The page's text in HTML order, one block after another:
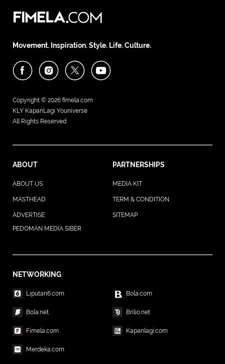
Movement. Inspiration. Style. Life. Culture.
Copyright © 2026 fimela.com
KLY KapanLagi Youniverse
All Rights Reserved
ABOUT PARTNERSHIPS
ABOUT US MEDIA KIT
MASTHEAD TERM & CONDITION
ADVERTISE
SITEMAP
PEDOMAN MEDIA SIBER
NETWORKING
Liputan6.com Bola.com
Bola.net Brilio.net
Fimela.com Kapanlagi.com
Merdeka.com